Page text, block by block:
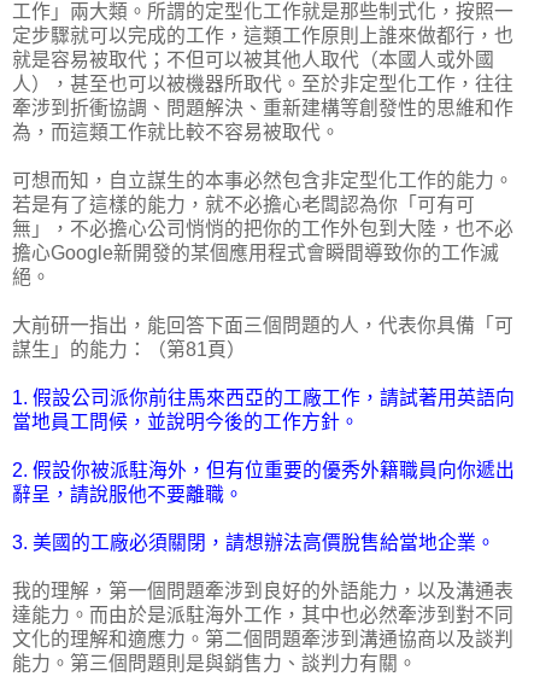
工作」兩大類。所謂的定型化工作就是那些制式化，按照一
定步驟就可以完成的工作，這類工作原則上誰來做都行，也
就是容易被取代；不但可以被其他人取代（本國人或外國
人），甚至也可以被機器所取代。至於非定型化工作，往往
牽涉到折衝協調、問題解決、重新建構等創發性的思維和作
為，而這類工作就比較不容易被取代。
可想而知，自立謀生的本事必然包含非定型化工作的能力。
若是有了這樣的能力，就不必擔心老闆認為你「可有可
無」，不必擔心公司悄悄的把你的工作外包到大陸，也不必
擔心Google新開發的某個應用程式會瞬間導致你的工作滅
絕。
大前研一指出，能回答下面三個問題的人，代表你具備「可
謀生」的能力：（第81頁）
1. 假設公司派你前往馬來西亞的工廠工作，請試著用英語向
當地員工問候，並說明今後的工作方針。
2. 假設你被派駐海外，但有位重要的優秀外籍職員向你遞出
辭呈，請說服他不要離職。
3. 美國的工廠必須關閉，請想辦法高價脫售給當地企業。
我的理解，第一個問題牽涉到良好的外語能力，以及溝通表
達能力。而由於是派駐海外工作，其中也必然牽涉到對不同
文化的理解和適應力。第二個問題牽涉到溝通協商以及談判
能力。第三個問題則是與銷售力、談判力有關。